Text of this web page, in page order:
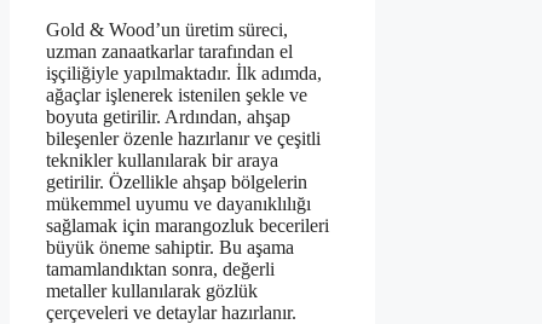
Gold & Wood’un üretim süreci,
uzman zanaatkarlar tarafından el
işçiliğiyle yapılmaktadır. İlk adımda,
ağaçlar işlenerek istenilen şekle ve
boyuta getirilir. Ardından, ahşap
bileşenler özenle hazırlanır ve çeşitli
teknikler kullanılarak bir araya
getirilir. Özellikle ahşap bölgelerin
mükemmel uyumu ve dayanıklılığı
sağlamak için marangozluk becerileri
büyük öneme sahiptir. Bu aşama
tamamlandıktan sonra, değerli
metaller kullanılarak gözlük
çerçeveleri ve detaylar hazırlanır.